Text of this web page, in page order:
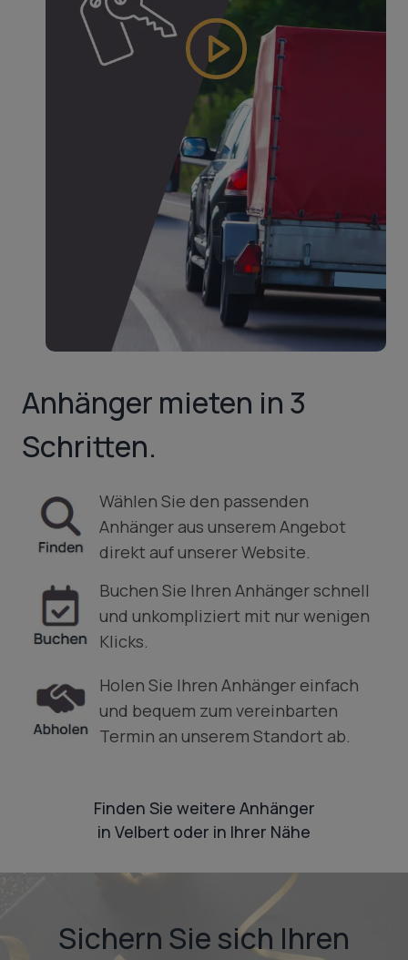
Anhänger mieten in 3
Schritten.
Wählen Sie den passenden
Anhänger aus unserem Angebot
direkt auf unserer Website.
Buchen Sie Ihren Anhänger schnell
und unkompliziert mit nur wenigen
Klicks.
Holen Sie Ihren Anhänger einfach
und bequem zum vereinbarten
Termin an unserem Standort ab.
Finden Sie weitere Anhänger
in Velbert oder in Ihrer Nähe
Sichern Sie sich Ihren